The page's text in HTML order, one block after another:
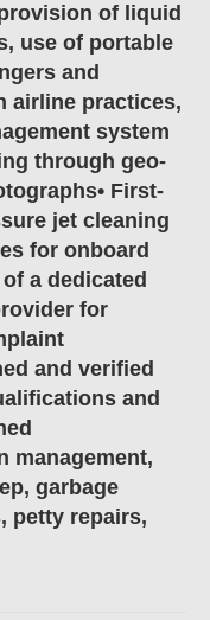
of liquid
use of portable
and
airline practices,
system
through geo-
First-
jet cleaning
for onboard
a dedicated
for
and verified
and
management,
garbage
petty repairs,